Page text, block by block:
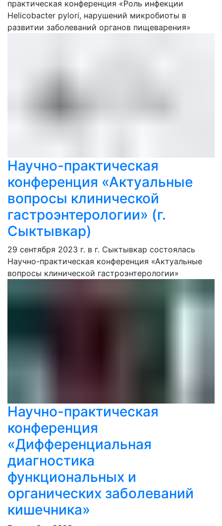
практическая конференция «Роль инфекции
Helicobacter pylori, нарушений микробиоты в
развитии заболеваний органов пищеварения»
Научно-практическая
конференция «Актуальные
вопросы клинической
гастроэнтерологии» (г.
Сыктывкар)
29 сентября 2023 г. в г. Сыктывкар состоялась
Научно-практическая конференция «Актуальные
вопросы клинической гастроэнтерологии»
Научно-практическая
конференция
«Дифференциальная
диагностика
функциональных и
органических заболеваний
кишечника»